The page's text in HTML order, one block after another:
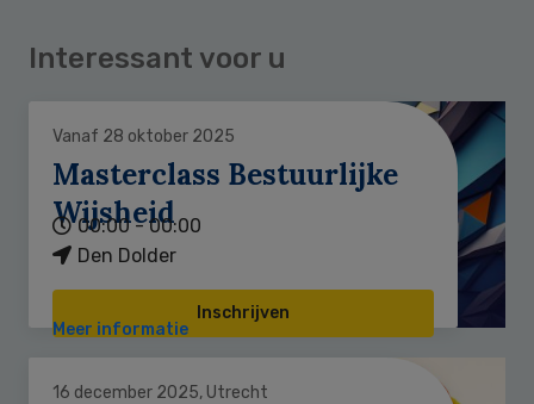
Interessant voor u
Vanaf 28 oktober 2025
Masterclass Bestuurlijke
Wijsheid
00:00 - 00:00
Den Dolder
Inschrijven
Meer informatie
16 december 2025, Utrecht